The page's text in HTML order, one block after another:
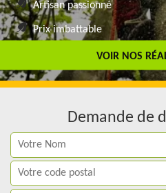
VOIR NOS
Artisan passionné
Prix imbattable
Travail de qualité
Demande de